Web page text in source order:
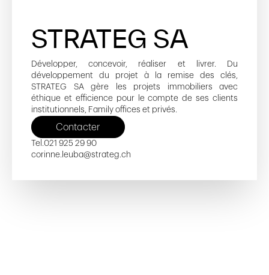
STRATEG SA
Développer, concevoir, réaliser et livrer. Du
développement du projet à la remise des clés,
STRATEG SA gère les projets immobiliers avec
éthique et efficience pour le compte de ses clients
institutionnels, Family offices et privés.
Contacter
Tel.021 925 29 90
corinne.leuba@strateg.ch